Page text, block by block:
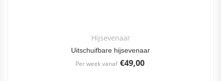
Hijsevenaar
Uitschuifbare hijsevenaar
Per week vanaf €49,00